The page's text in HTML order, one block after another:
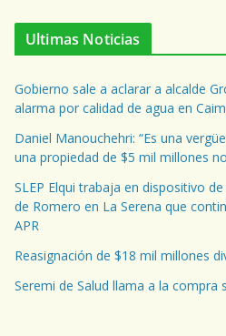
Ultimas Noticias
Gobierno sale a aclarar a alcalde
alarma por calidad de agua en
Daniel Manouchehri: “Es una
una propiedad de $5 mil millones
SLEP Elqui trabaja en dispositivo
de Romero en La Serena que
APR
Reasignación de $18 mil millones
Seremi de Salud llama a la compra